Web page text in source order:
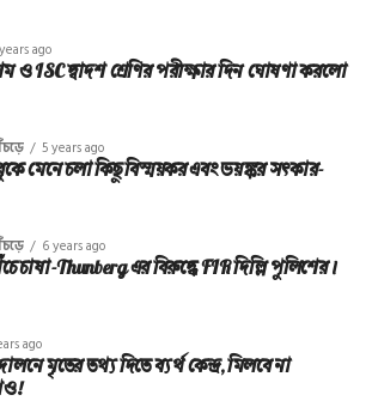
ago
ও ISC দ্বাদশ শ্রেণির পরীক্ষার দিন ঘোষণা করলো
5 years ago
মেনে চলা কিছু বিস্ময়কর এবং ভয়ঙ্কর সত্‍কার-
6 years ago
চাষা-Thunberg এর বিরুদ্ধে FIR দিল্লি পুলিশের।
ago
মৃতের তথ‌্য দিতে ব্যর্থ কেন্দ্র, মিলবে না